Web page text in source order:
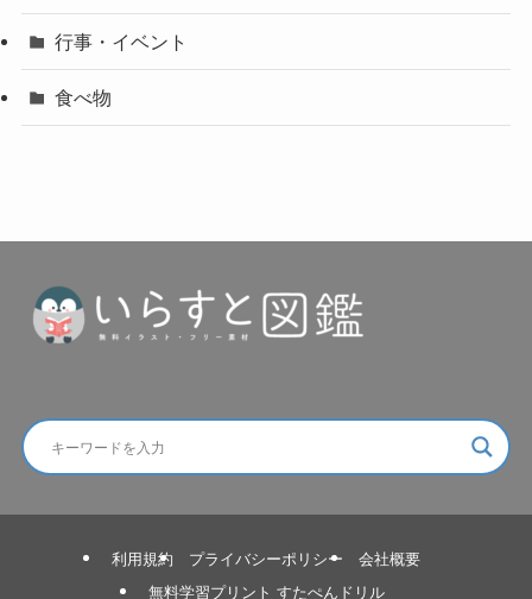
行事・イベント
食べ物
利用規約 プライバシーポリシー
会社概要
無料学習プリント すたぺんドリル